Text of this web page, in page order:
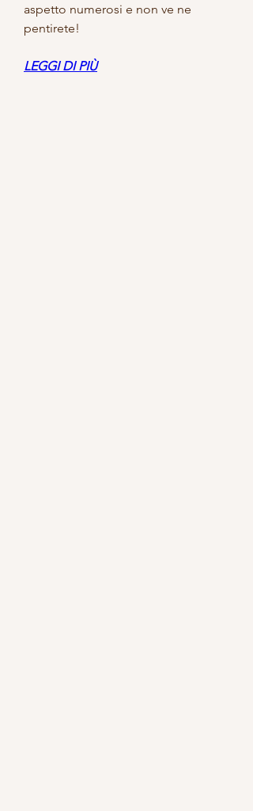
aspetto numerosi e non ve ne
pentirete!
LEGGI DI PIÙ